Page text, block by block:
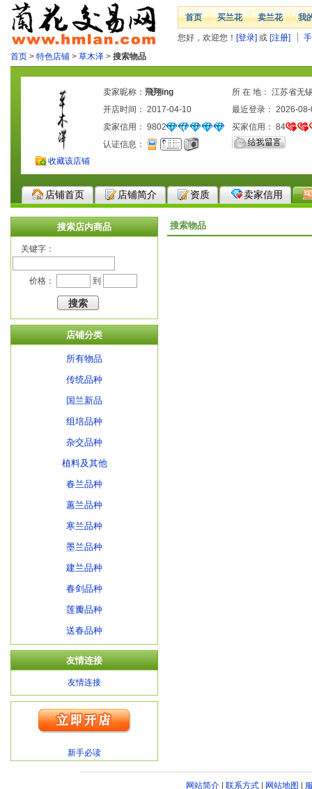
首页 买兰花 卖兰花 我
您好，欢迎您！ [登录] 或 [注册]
首页 > 特色店铺 > 草木泽 > 搜索物品
收藏该店铺
卖家昵称： 飛翔ing
所 在 地： 江苏省无
开店时间： 2017-04-10
最近登录： 2026-
卖家信用： 9802 买家信用： 84
认证信息：
店铺首页 店铺简介 资质 卖家信用
搜索店内商品
关键字：
价格： 到
店铺分类
所有物品
传统品种
国兰新品
组培品种
杂交品种
植料及其他
春兰品种
蕙兰品种
寒兰品种
墨兰品种
建兰品种
春剑品种
莲瓣品种
送春品种
友情连接
友情连接
新手必读
搜索物品
网站简介| 联系方式| 网站地图 |